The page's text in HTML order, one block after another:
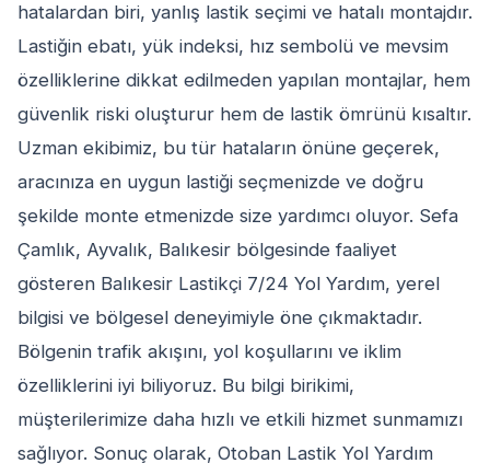
hatalardan biri, yanlış lastik seçimi ve hatalı montajdır.
Lastiğin ebatı, yük indeksi, hız sembolü ve mevsim
özelliklerine dikkat edilmeden yapılan montajlar, hem
güvenlik riski oluşturur hem de lastik ömrünü kısaltır.
Uzman ekibimiz, bu tür hataların önüne geçerek,
aracınıza en uygun lastiği seçmenizde ve doğru
şekilde monte etmenizde size yardımcı oluyor. Sefa
Çamlık, Ayvalık, Balıkesir bölgesinde faaliyet
gösteren Balıkesir Lastikçi 7/24 Yol Yardım, yerel
bilgisi ve bölgesel deneyimiyle öne çıkmaktadır.
Bölgenin trafik akışını, yol koşullarını ve iklim
özelliklerini iyi biliyoruz. Bu bilgi birikimi,
müşterilerimize daha hızlı ve etkili hizmet sunmamızı
sağlıyor. Sonuç olarak, Otoban Lastik Yol Yardım